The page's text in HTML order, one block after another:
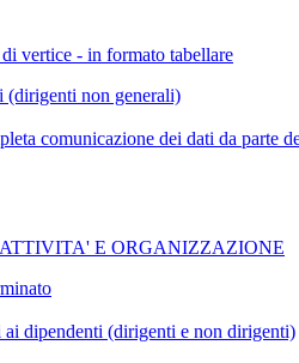
vertice - in formato tabellare
non generali)
comunicazione dei dati da parte
E ORGANIZZAZIONE
dipendenti (dirigenti e non dirigenti)